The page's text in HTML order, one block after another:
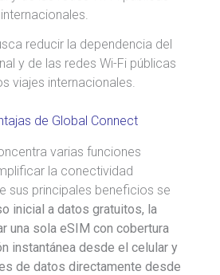
reducir la dependencia del
y de las redes Wi-Fi públicas
viajes internacionales.
de Global Connect
varias funciones
la conectividad
sus principales beneficios se
inicial a datos gratuitos, la
una sola eSIM con cobertura
instantánea desde el celular y
de datos directamente desde